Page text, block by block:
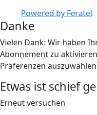
Powered by Feratel
Danke
Vielen Dank: Wir haben
Abonnement zu
Präferenzen auszuwählen
Etwas ist schief
Erneut versuchen